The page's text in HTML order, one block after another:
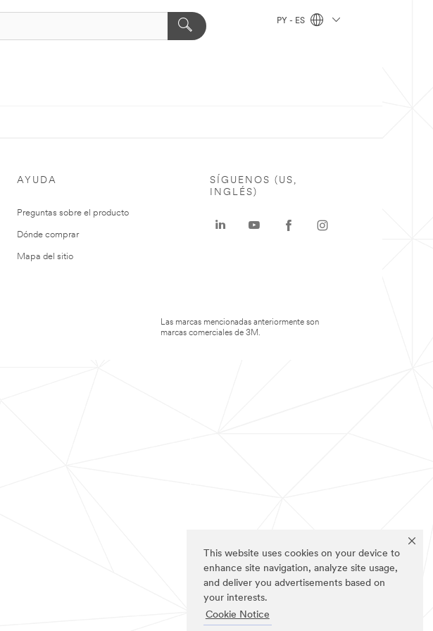
This website uses cookies on your device to
enhance site navigation, analyze site usage,
and deliver you advertisements based on
your interests.
Cookie Notice
PY - ES
AYUDA
Preguntas sobre el producto
Dónde comprar
Mapa del sitio
SÍGUENOS (US,
INGLÉS)
Las marcas mencionadas anteriormente son
marcas comerciales de 3M.